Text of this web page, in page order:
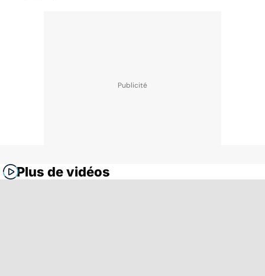
Plus de vidéos